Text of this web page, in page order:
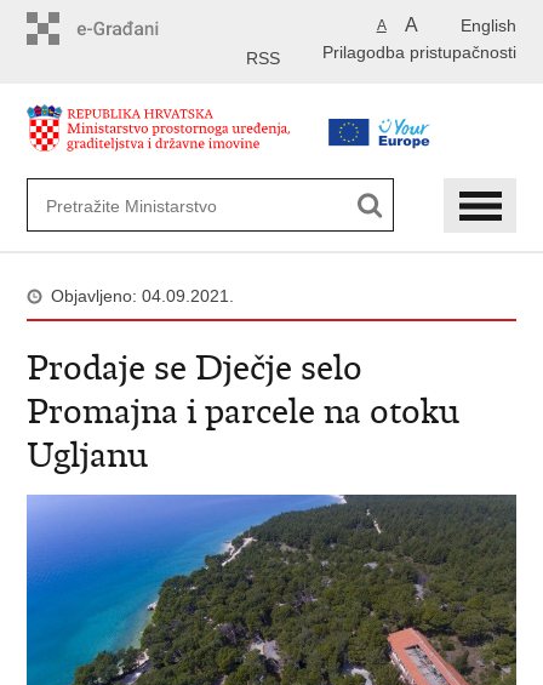
English
A A
Prilagodba pristupačnosti
RSS
Objavljeno: 04.09.2021.
Prodaje se Dječje selo
Promajna i parcele na otoku
Ugljanu